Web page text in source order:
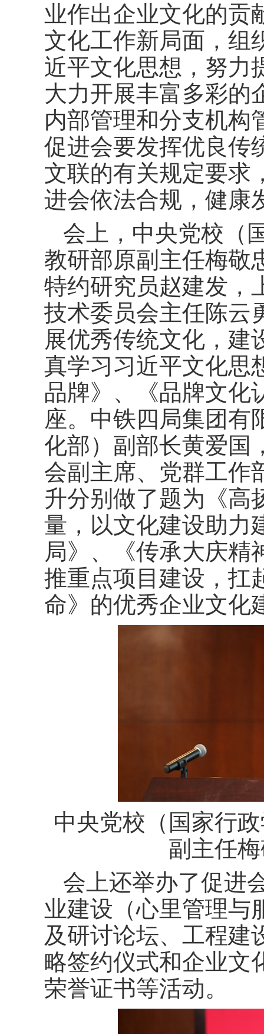
业作出企业文化的贡
文化工作新局面，组
近平文化思想，努力
大力开展丰富多彩的
内部管理和分支机构
促进会要发挥优良传
文联的有关规定要求
进会依法合规，健康
会上，中央党校（
教研部原副主任梅敬
特约研究员赵建发，
技术委员会主任陈云
展优秀传统文化，
真学习习近平文化思
品牌》、《品牌文化
座。中铁四局集团有
化部）副部长黄爱国
会副主席、党群工作
升分别做了题为《高
量，以文化建设助力
局》、《传承大庆精
推重点项目建设，扛
命》的优秀企业文化
中央党校（国家行
副主任
会上还举办了促进
业建设（心里管理与
及研讨论坛、工程建
略签约仪式和企业文
荣誉证书等活动。